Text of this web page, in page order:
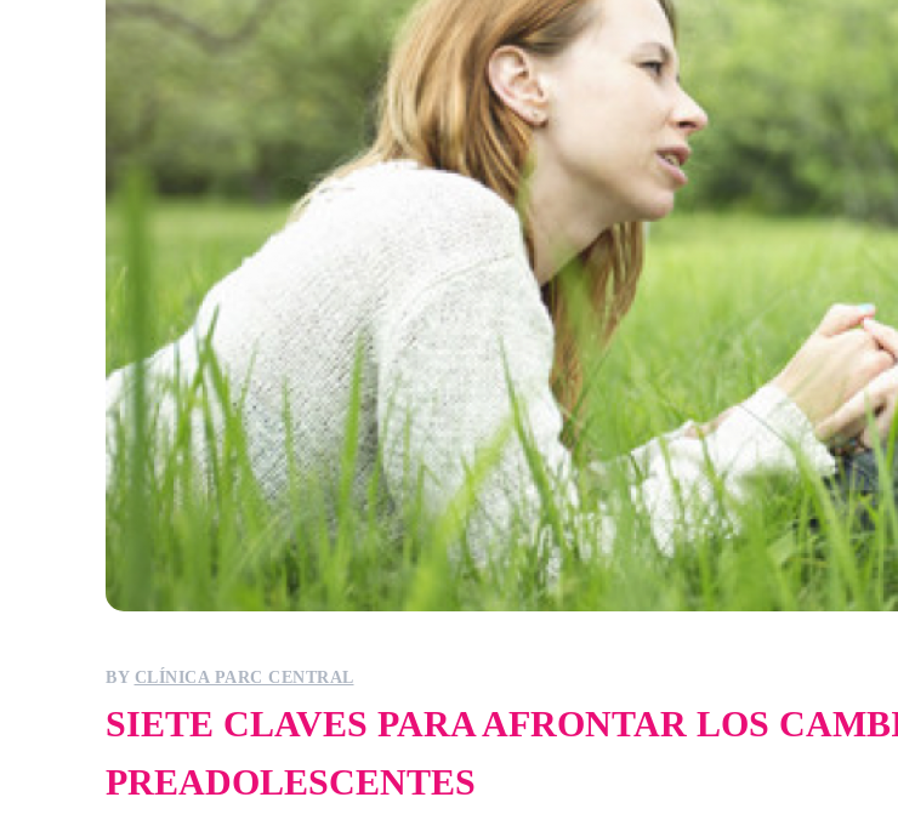
BY CLÍNICA PARC CENTRAL
SIETE CLAVES PARA AFRONTAR LOS
PREADOLESCENTES